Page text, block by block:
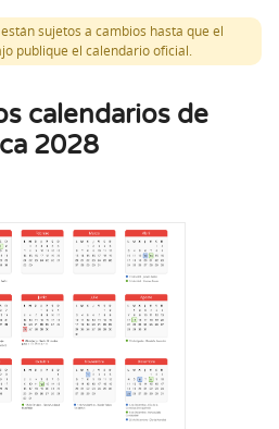
sujetos a cambios hasta que el
publique el calendario oficial.
calendarios de
2028